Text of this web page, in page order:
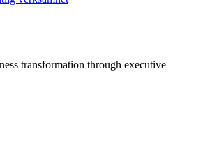
transformation through executive